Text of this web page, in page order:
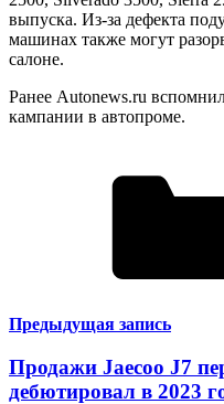
выпуска. Из-за дефекта
машинах также могут
салоне.
Ранее Autonews.ru
кампании в автопроме.
Навигация
по
записям
Предыдущая запись
Продажи Jaecoo J7
дебютировал в 2023